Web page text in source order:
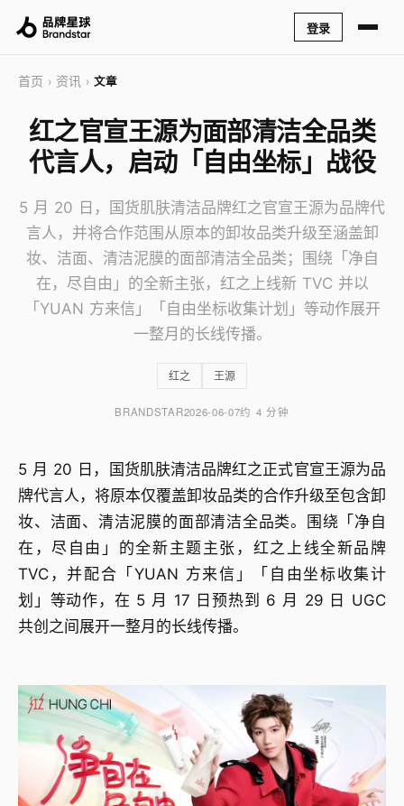
登录
首页 › 资讯 › 文章
红之官宣王源为面部清洁全品类
代言人，启动「自由坐标」战役
5 月 20 日，国货肌肤清洁品牌红之官宣王源为品牌代
言人，并将合作范围从原本的卸妆品类升级至涵盖卸
妆、洁面、清洁泥膜的面部清洁全品类；围绕「净自
在，尽自由」的全新主张，红之上线新 TVC 并以
「YUAN 方来信」「自由坐标收集计划」等动作展开
一整月的长线传播。
红之 王源
BRANDSTAR2026-06-07约 4 分钟
5 月 20 日，国货肌肤清洁品牌红之正式官宣王源为品
牌代言人，将原本仅覆盖卸妆品类的合作升级至包含卸
妆、洁面、清洁泥膜的面部清洁全品类。围绕「净自
在，尽自由」的全新主题主张，红之上线全新品牌
TVC，并配合「YUAN 方来信」「自由坐标收集计
划」等动作，在 5 月 17 日预热到 6 月 29 日 UGC
共创之间展开一整月的长线传播。